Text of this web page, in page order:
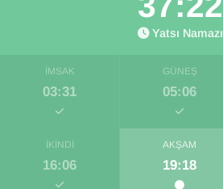
Yatsı Namazı
İMSAK
03:31
GÜNEŞ
05:06
İKINDI
16:06
AKŞAM
19:18